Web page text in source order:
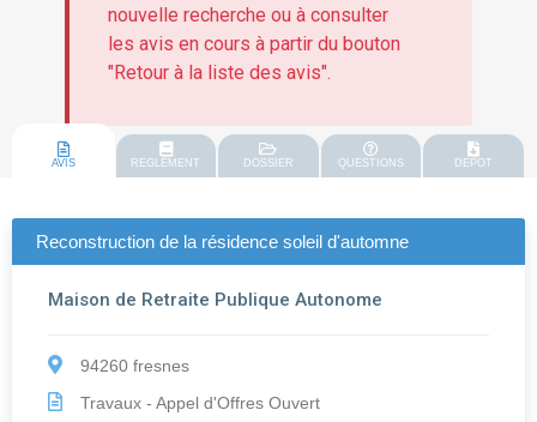
nouvelle recherche ou à consulter
les avis en cours à partir du bouton
"Retour à la liste des avis".
AVIS REGLEMENT DOSSIER QUESTIONS DEPOT
Reconstruction de la résidence soleil d'automne
Maison de Retraite Publique Autonome
94260 fresnes
Travaux - Appel d'Offres Ouvert